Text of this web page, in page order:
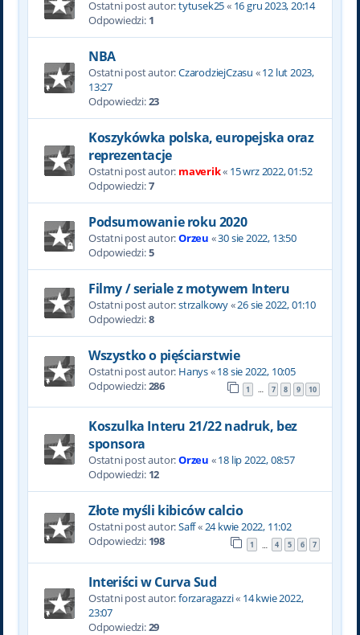
Ostatni post autor:tytusek25« 16 gru 2023, 20:14
Odpowiedzi: 1
NBA
Ostatni post autor:CzarodziejCzasu «12 lut 2023,
13:27
Odpowiedzi:23
Koszykówka polska, europejska oraz
reprezentacje
Ostatni post autor: maverik« 15 wrz 2022, 01:52
Odpowiedzi:7
Podsumowanie roku 2020
Ostatni post autor:Orzeu «30 sie 2022, 13:50
Odpowiedzi:5
Filmy / seriale z motywem Interu
Ostatni post autor:strzalkowy«26 sie 2022, 01:10
Odpowiedzi:8
Wszystko o pięściarstwie
Ostatni post autor: Hanys«18 sie 2022, 10:05
Odpowiedzi:286 1 … 7 8 9 10
Koszulka Interu 21/22 nadruk, bez
sponsora
Ostatni post autor:Orzeu «18 lip 2022, 08:57
Odpowiedzi: 12
Złote myśli kibiców calcio
Ostatni post autor:Saff«24 kwie 2022, 11:02
Odpowiedzi: 198 1 … 4 5 6 7
Interiści w Curva Sud
Ostatni post autor:forzaragazzi« 14 kwie 2022,
23:07
Odpowiedzi:29